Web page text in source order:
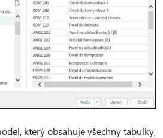
který obsahuje všechny tabulky,